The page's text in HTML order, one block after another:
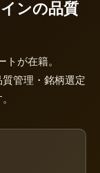
ンの品質
が在籍。
管理・銘柄選定